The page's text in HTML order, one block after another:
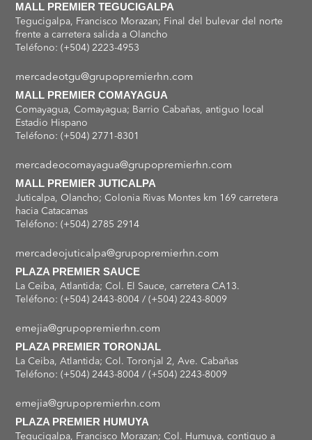
MALL PREMIER TEGUCIGALPA
Tegucigalpa, Francisco Morazan; Final del bulevar del norte
frente a carretera salida a Olancho
Teléfono: (+504) 2223-4953
mercadeotgu@grupopremierhn.com
MALL PREMIER COMAYAGUA
Comayagua, Comayagua; Barrio Cabañas, antiguo local
Estadio Hispano
Teléfono: (+504) 2771-8301
mercadeocomayagua@grupopremierhn.com
MALL PREMIER JUTICALPA
Juticalpa, Olancho; Colonia Rivas Montes km 169 carretera
hacia Catacamas
Teléfono: (+504) 2785 2914
mercadeojuticalpa@grupopremierhn.com
PLAZA PREMIER SAUCE
La Ceiba, Atlantida; Col. El Sauce, carretera CA13.
Teléfono: (+504) 2443-8004 / (+504) 2243-8009
emejia@grupopremierhn.com
PLAZA PREMIER TORONJAL
La Ceiba, Atlantida; Col. Toronjal 2, Ave. Cabañas
Teléfono: (+504) 2443-8004 / (+504) 2243-8009
emejia@grupopremierhn.com
PLAZA PREMIER HUMUYA
Tegucigalpa, Francisco Morazan; Col. Humuya, contiguo a